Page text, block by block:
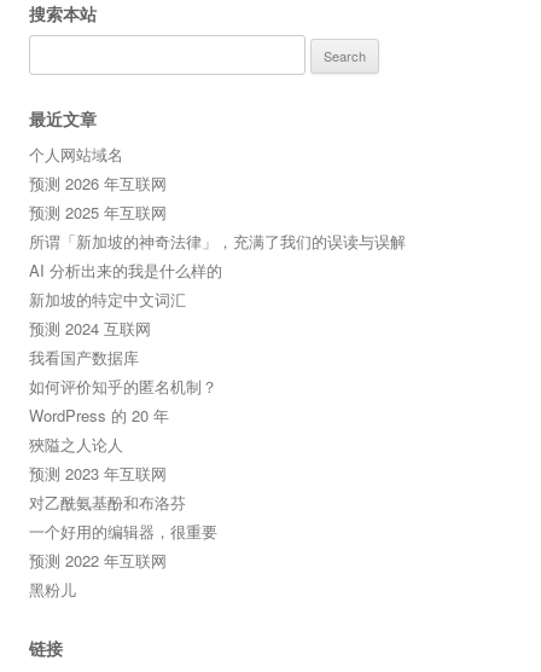
搜索本站
for:
最近文章
个人网站域名
预测 2026 年互联网
预测 2025 年互联网
所谓「新加坡的神奇法律」，充满了我们的误读与误解
AI 分析出来的我是什么样的
新加坡的特定中文词汇
预测 2024 互联网
我看国产数据库
如何评价知乎的匿名机制？
WordPress 的 20 年
狹隘之人论人
预测 2023 年互联网
对乙酰氨基酚和布洛芬
一个好用的编辑器，很重要
预测 2022 年互联网
黑粉儿
链接